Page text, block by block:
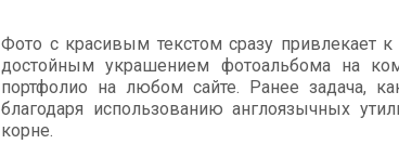
Фото с красивым текстом сразу привлекает
достойным украшением фотоальбома на
портфолио на любом сайте. Ранее задача,
благодаря использованию англоязычных
корне.